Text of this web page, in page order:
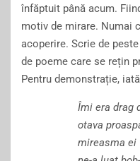
înfăptuit până acum.
motiv de mirare. Numai
acoperire. Scrie de
de poeme care se rețin
Pentru demonstrație, iată
Îmi era drag
otava
mireasma ei